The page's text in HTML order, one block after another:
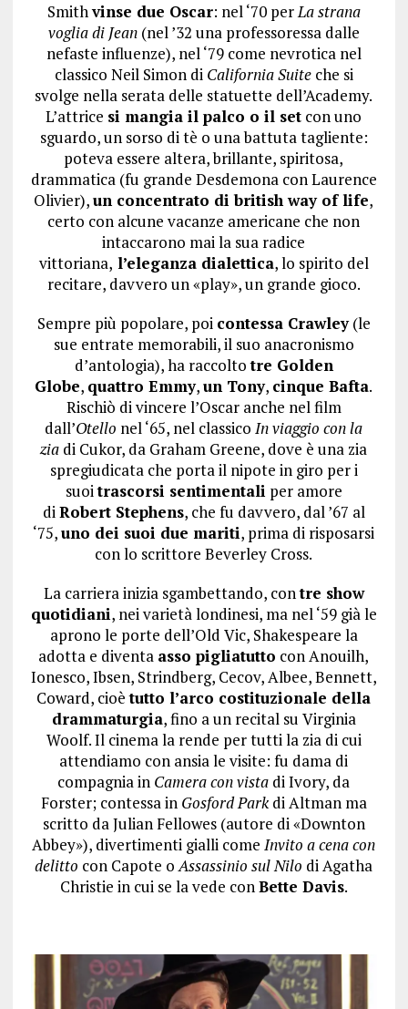
Smithvinse due Oscar: nel ‘70 perLa strana
voglia di Jean(nel ’32 una professoressa dalle
nefaste influenze), nel ‘79 come nevrotica nel
classico Neil Simon di California Suiteche si
svolge nella serata delle statuette dell’Academy.
L’attrice si mangia il palco o il set con uno
sguardo, un sorso di tè o una battuta tagliente:
poteva essere altera, brillante, spiritosa,
drammatica (fu grande Desdemona con Laurence
Olivier),un concentrato di british way of life,
certo con alcune vacanze americane che non
intaccarono mai la sua radice
vittoriana, l’eleganza dialettica, lo spirito del
recitare, davvero un «play», un grande gioco.
Sempre più popolare, poi contessa Crawley(le
sue entrate memorabili, il suo anacronismo
d’antologia), ha raccoltotre Golden
Globe, quattro Emmy,un Tony, cinque Bafta.
Rischiò di vincere l’Oscar anche nel film
dall’Otello nel ‘65, nel classicoIn viaggio con la
zia di Cukor, da Graham Greene, dove è una zia
spregiudicata che porta il nipote in giro per i
suoitrascorsi sentimentali per amore
diRobert Stephens, che fu davvero, dal ’67 al
‘75,uno dei suoi due mariti, prima di risposarsi
con lo scrittore Beverley Cross.
La carriera inizia sgambettando, contre show
quotidiani, nei varietà londinesi, ma nel ‘59 già le
aprono le porte dell’Old Vic, Shakespeare la
adotta e diventa asso pigliatutto con Anouilh,
Ionesco, Ibsen, Strindberg, Cecov, Albee, Bennett,
Coward, cioètutto l’arco costituzionale della
drammaturgia, fino a un recital su Virginia
Woolf. Il cinema la rende per tutti la zia di cui
attendiamo con ansia le visite: fu dama di
compagnia in Camera con vista di Ivory, da
Forster; contessa in Gosford Parkdi Altman ma
scritto da Julian Fellowes (autore di «Downton
Abbey»), divertimenti gialli comeInvito a cena con
delitto con Capote oAssassinio sul Nilo di Agatha
Christie in cui se la vede conBette Davis.